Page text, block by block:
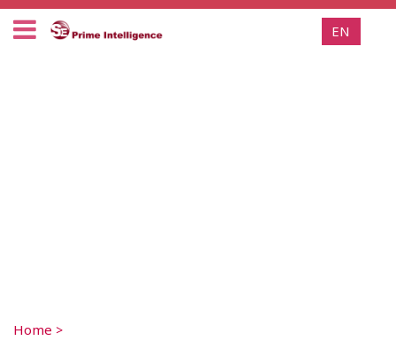
EN
Home >